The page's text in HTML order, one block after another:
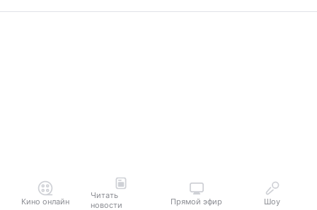
Кино онлайн
Читать
новости
Прямой эфир Шоу